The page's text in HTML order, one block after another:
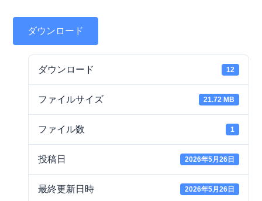
ダウンロード
ダウンロード 12
ファイルサイズ 21.72 MB
ファイル数 1
投稿日 2026年5月26日
最終更新日時 2026年5月26日